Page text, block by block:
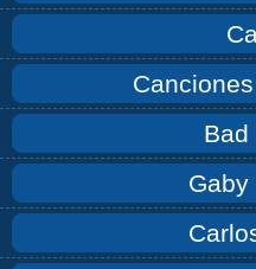
Bad
Gaby